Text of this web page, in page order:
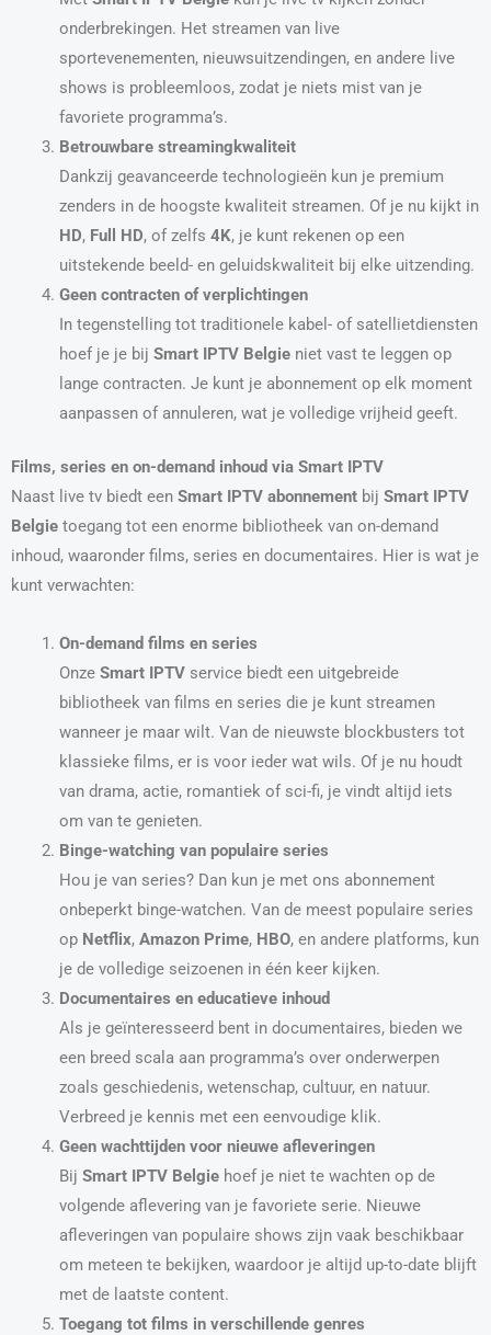
onderbrekingen. Het streamen van live
sportevenementen, nieuwsuitzendingen, en andere live
shows is probleemloos, zodat je niets mist van je
favoriete programma’s.
Betrouwbare streamingkwaliteit
Dankzij geavanceerde technologieën kun je premium
zenders in de hoogste kwaliteit streamen. Of je nu kijkt in
HD, Full HD, of zelfs 4K, je kunt rekenen op een
uitstekende beeld- en geluidskwaliteit bij elke uitzending.
Geen contracten of verplichtingen
In tegenstelling tot traditionele kabel- of satellietdiensten
hoef je je bij Smart IPTV Belgieniet vast te leggen op
lange contracten. Je kunt je abonnement op elk moment
aanpassen of annuleren, wat je volledige vrijheid geeft.
Films, series en on-demand inhoud via Smart IPTV
Naast live tv biedt een Smart IPTV abonnement bij Smart IPTV
Belgie toegang tot een enorme bibliotheek van on-demand
inhoud, waaronder films, series en documentaires. Hier is wat je
kunt verwachten:
On-demand films en series
Onze Smart IPTVservice biedt een uitgebreide
bibliotheek van films en series die je kunt streamen
wanneer je maar wilt. Van de nieuwste blockbusters tot
klassieke films, er is voor ieder wat wils. Of je nu houdt
van drama, actie, romantiek of sci-fi, je vindt altijd iets
om van te genieten.
Binge-watching van populaire series
Hou je van series? Dan kun je met ons abonnement
onbeperkt binge-watchen. Van de meest populaire series
op Netflix, Amazon Prime, HBO, en andere platforms, kun
je de volledige seizoenen in één keer kijken.
Documentaires en educatieve inhoud
Als je geïnteresseerd bent in documentaires, bieden we
een breed scala aan programma’s over onderwerpen
zoals geschiedenis, wetenschap, cultuur, en natuur.
Verbreed je kennis met een eenvoudige klik.
Geen wachttijden voor nieuwe afleveringen
Bij Smart IPTV Belgiehoef je niet te wachten op de
volgende aflevering van je favoriete serie. Nieuwe
afleveringen van populaire shows zijn vaak beschikbaar
om meteen te bekijken, waardoor je altijd up-to-date blijft
met de laatste content.
Toegang tot films in verschillende genres